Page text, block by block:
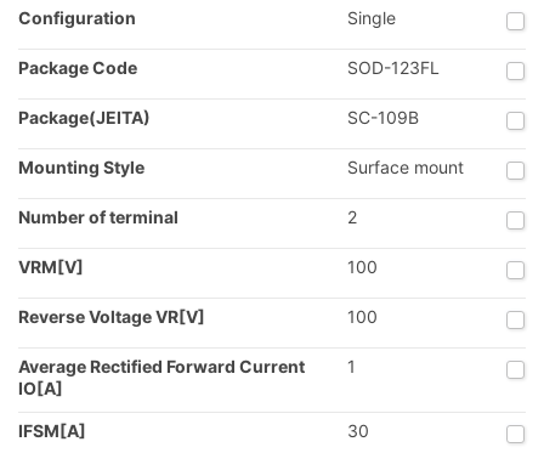
Configuration Single
Package Code SOD-123FL
Package(JEITA) SC-109B
Mounting Style Surface mount
Number of terminal 2
VRM[V] 100
Reverse Voltage VR[V] 100
Average Rectified Forward Current
IO[A]
1
IFSM[A] 30